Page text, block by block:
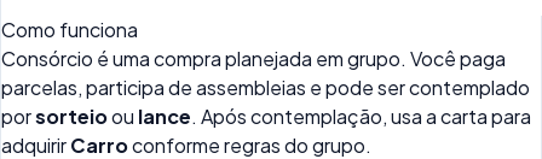
Como funciona
Consórcio é uma compra planejada em grupo. Você paga
parcelas, participa de assembleias e pode ser contemplado
porsorteioou lance. Após contemplação, usa a carta para
adquirirCarroconforme regras do grupo.